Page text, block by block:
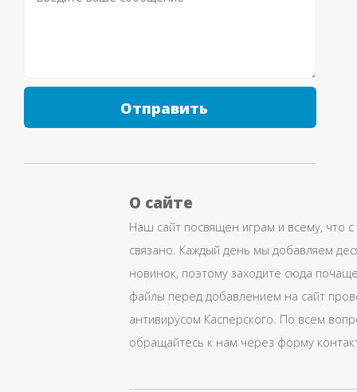
Отправить
О сайте
Наш сайт посвящен играм и всему, что
связано. Каждый день мы добавляем
новинок, поэтому заходите сюда
файлы перед добавлением на сайт
антивирусом Касперского. По всем
обращайтесь к нам через форму